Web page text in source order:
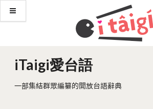
iTaigi愛台語
一部集結群眾編纂的開放台語辭典